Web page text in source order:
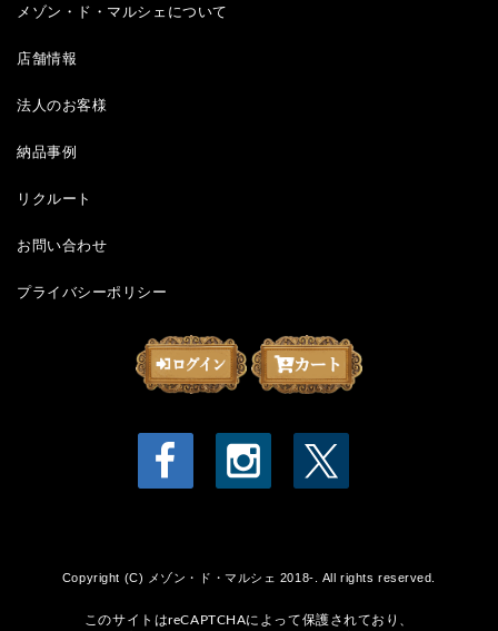
メゾン・ド・マルシェについて
店舗情報
法人のお客様
納品事例
リクルート
お問い合わせ
プライバシーポリシー
Copyright (C) メゾン・ド・マルシェ 2018-. All rights reserved.
このサイトはreCAPTCHAによって保護されており、